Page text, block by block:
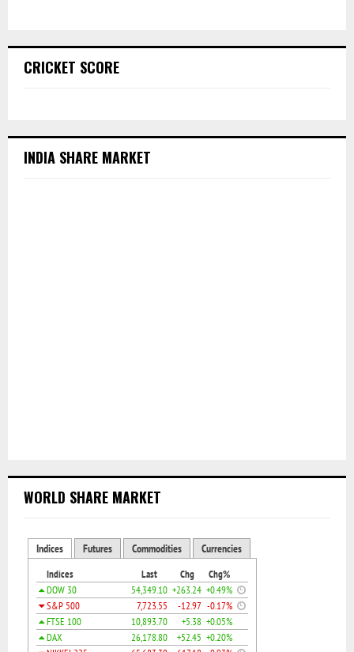
CRICKET SCORE
INDIA SHARE MARKET
WORLD SHARE MARKET